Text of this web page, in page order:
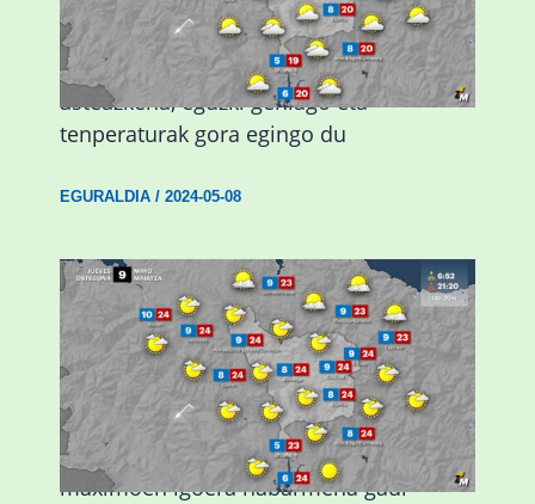
Eguraldiak hobera egingo du gaur,
asteazkena, eguzki gehiago eta
tenperaturak gora egingo du
EGURALDIA/ 2024-05-08
Giro eguzkitsua eta tenperatura
maximoen igoera nabarmena gaur